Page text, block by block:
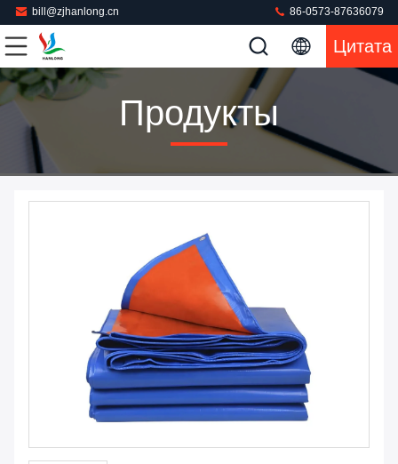
bill@zjhanlong.cn 86-0573-87636079
Цитата
Продукты